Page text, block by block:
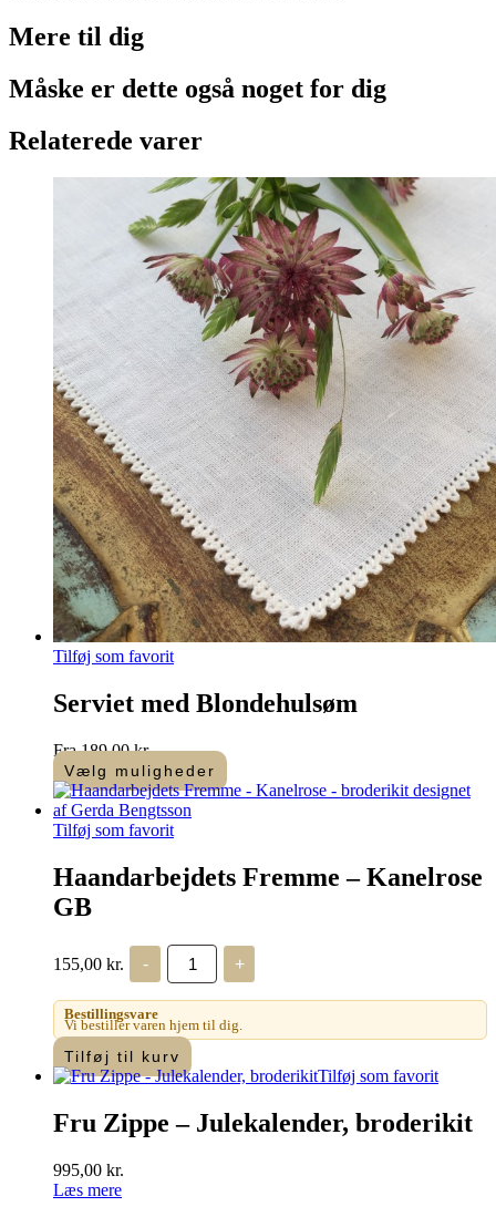
Mere til dig
Måske er dette også noget for dig
Relaterede varer
Tilføj som favorit
Serviet med Blondehulsøm
Fra189,00kr.
Vælg muligheder
Dette
vare
har
varianter.
Mulighederne
kan
varesiden
Tilføj som favorit
Haandarbejdets Fremme – Kanelrose
GB
155,00 kr. -
Haandarbejdets
Fremme
-
Kanelrose
GB
antal
+
Bestillingsvare
Vi bestiller varen hjem til dig.
Tilføj til kurv
Tilføj som favorit
Fru Zippe – Julekalender, broderikit
995,00 kr.
Læs mere